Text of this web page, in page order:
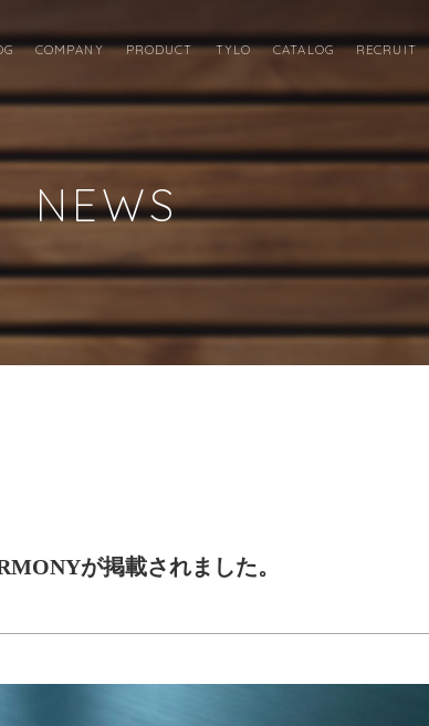
COMPANY PRODUCT TYLO CATALOG RECRUIT
NEWS
が掲載されました。